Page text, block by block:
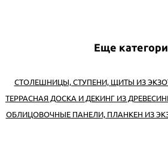
Еще
СТОЛЕШНИЦЫ, СТУПЕНИ, ЩИТЫ ИЗ
ТЕРРАСНАЯ ДОСКА И ДЕКИНГ ИЗ
ОБЛИЦОВОЧНЫЕ ПАНЕЛИ, ПЛАНКЕН ИЗ